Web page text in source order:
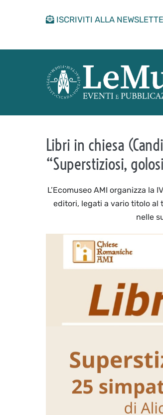
ISCRIVITI ALLA
Libri in chiesa
“Superstiziosi,
L’Ecomuseo AMI organizza la
editori, legati a vario titolo al
nelle